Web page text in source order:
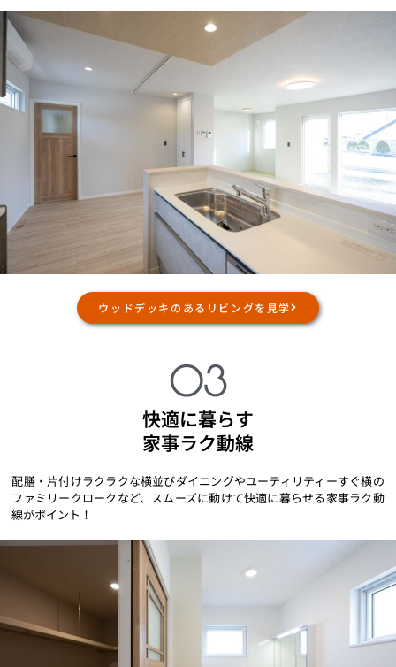
ウッドデッキのあるリビングを見学
03
快適に暮らす
家事ラク動線
配膳・片付けラクラクな横並びダイニングやユーティリティーすぐ横の
ファミリークロークなど、スムーズに動けて快適に暮らせる家事ラク動
線がポイント！